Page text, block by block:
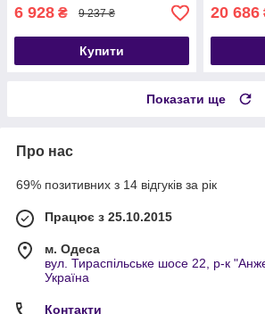
6 928 ₴ 9 237 ₴
Купити
20 686
Показати ще
Про нас
69% позитивних з 14 відгуків за рік
Працює з 25.10.2015
м. Одеса
вул. Тираспільське шосе 22, р-к
Україна
Контакти